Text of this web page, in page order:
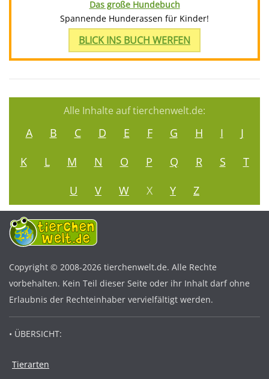
Das große Hundebuch
Spannende Hunderassen für Kinder!
BLICK INS BUCH WERFEN
Alle Inhalte auf tierchenwelt.de:
A B C D E F G H I
J
K
L M N O P Q R S
T
U
V W X Y Z
Copyright © 2008-2026 tierchenwelt.de. Alle Rechte
vorbehalten. Kein Teil dieser Seite oder ihr Inhalt darf ohne
Erlaubnis der Rechteinhaber vervielfältigt werden.
• ÜBERSICHT:
Tierarten